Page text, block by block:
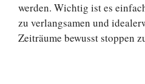
werden. Wichtig ist es
zu verlangsamen und
Zeiträume bewusst stoppen